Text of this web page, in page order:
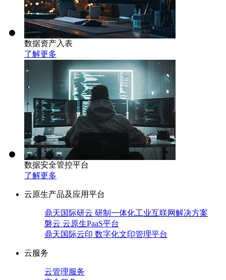
数据资产入表
了解更多
数据安全管控平台
了解更多
云原生产品及应用平台
鼎天国际研云 研制一体化工业互联网解决方案
磐云 云原生PaaS平台
鼎天国际云印 数字化文印管理平台
云服务
云管理服务